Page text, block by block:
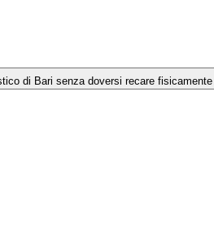
di Bari senza doversi recare